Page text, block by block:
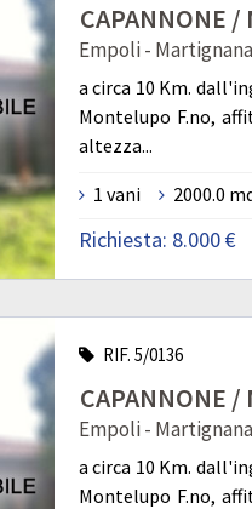
CAPANNONE
Empoli - Martignana
a circa 10 Km.
Montelupo F.no,
altezza...
1 vani
2000.0
Richiesta: 8.000 €
RIF. 5/0136
CAPANNONE
Empoli - Martignana
a circa 10 Km.
Montelupo F.no,